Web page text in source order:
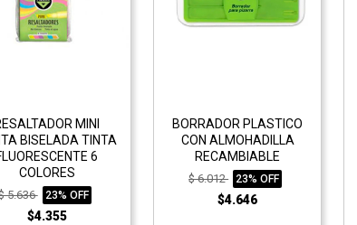
MINI
BISELADA TINTA
6
COLORES
5.636 23% OFF
$4.355
BORRADOR PLASTICO
CON ALMOHADILLA
RECAMBIABLE
$ 6.012 23% OFF
$4.646